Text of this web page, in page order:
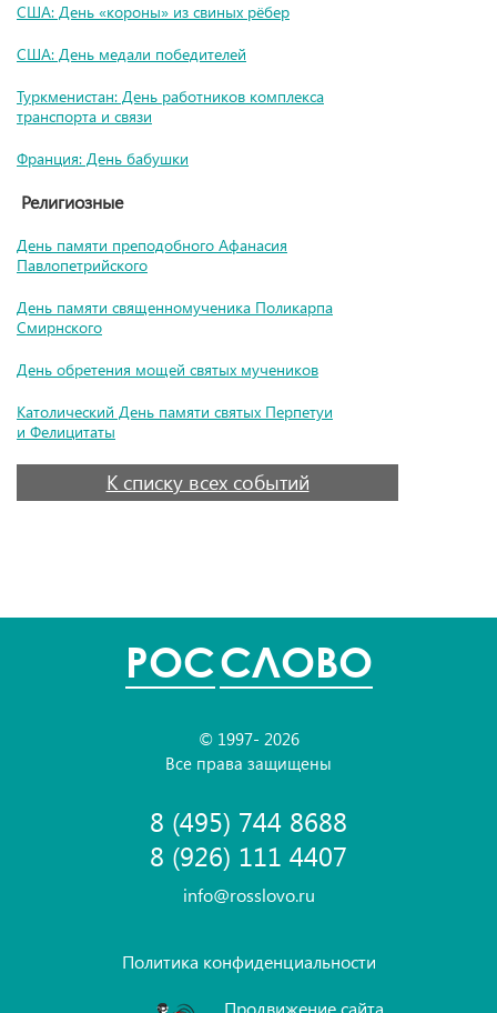
США: День «короны» из свиных рёбер
США: День медали победителей
Туркменистан: День работников комплекса
транспорта и связи
Франция: День бабушки
Религиозные
День памяти преподобного Афанасия
Павлопетрийского
День памяти священномученика Поликарпа
Смирнского
День обретения мощей святых мучеников
Католический День памяти святых Перпетуи
и Фелицитаты
К списку всех событий
POCСЛОВО
© 1997- 2026
Все права защищены
8 (495) 744 8688
8 (926) 111 4407
info@rosslovo.ru
Политика конфиденциальности
Продвижение сайта